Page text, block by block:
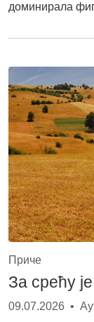
доминирала
Приче
За срећу
09.07.2026 •